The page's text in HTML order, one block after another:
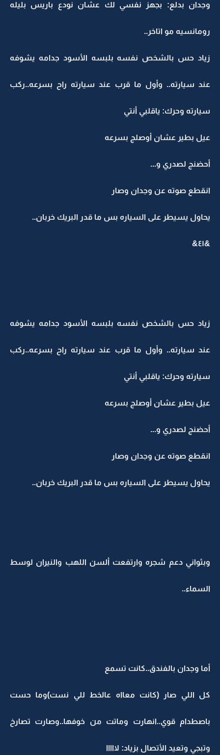
وجدان بدلع: بجهز نفسي لك عشان نودع باريس بليله
رومانسيه مو اتاخر..
زياد حس بالشخص نفسه بلبسه الأسود جدامه يشوفه
عند سيارته.. وأول ما قرب عند سيارته راح بسرعه..ركب
سيارته وحرك: ياقلبي أنتي
عيل بطير عشان أوصلج بسرعه
أحضنج لصدري و...
انقطع صوته عن وجدان وصار
يحاول يسيطر على السياره بس ما قدر البريك خربان..
&٤١&
زياد حس بالشخص نفسه بلبسه الأسود جدامه يشوفه
عند سيارته.. وأول ما قرب عند سيارته راح بسرعه..ركب
سيارته وحرك: ياقلبي أنتي
عيل بطير عشان أوصلج بسرعه
أحضنج لصدري و...
انقطع صوته عن وجدان وصار
يحاول يسيطر على السياره بس ما قدر البريك خربان..
وبثواني دعم شجره وارتفعت ألسن اللهب والنيران لوسط
السماء..
أما وجدان بالفندق..كانت تسمع
كل اللي صار (كانت معااه عالخط للي نست)وما حست
باصطدام قوي..انهارت وماتت من خوفها..وصارت تصارخ
وتبجي وتعيد الأتصال بزياد: لااااا